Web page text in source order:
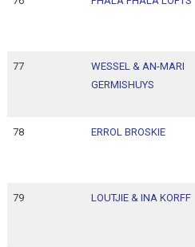
77
WESSEL & AN-MARI
GERMISHUYS
78 ERROL BROSKIE
79 LOUTJIE & INA KORFF